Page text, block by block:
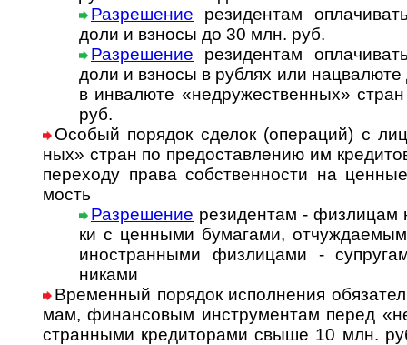
Разрешение резидентам
доли и взносы до 30 млн. руб.
Разрешение резидентам
доли и взносы в руб­лях или
в ин­ва­лю­те «недру­же­ст­вен­ных»
руб.
Особый порядок сделок (операций) с
ных» стран по пре­до­став­ле­нию им
пере­ходу права соб­ст­вен­но­сти на
мость
Разрешение резидентам - физлицам
ки с цен­ны­ми бу­ма­га­ми,
ино­стран­ны­ми физлицами -
никами
Временный порядок ис­пол­не­ния
мам, фи­нан­со­вым ин­ст­ру­мен­там перед
стран­ны­ми кре­ди­то­ра­ми свыше 10 млн.